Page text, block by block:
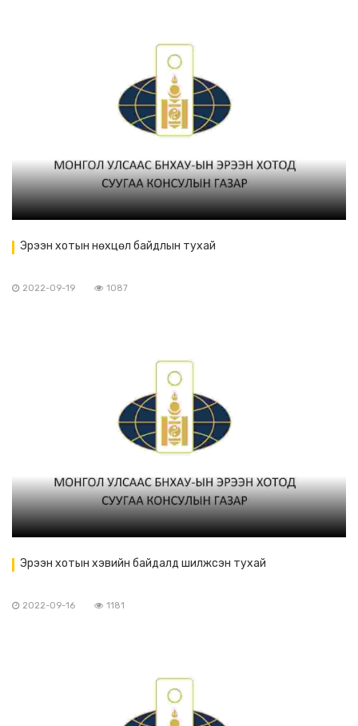
Эрээн хотын нөхцөл байдлын тухай
2022-09-19 1087
Эрээн хотын хэвийн байдалд шилжсэн тухай
2022-09-16 1181